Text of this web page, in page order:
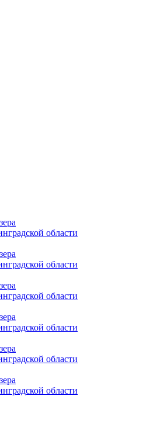
области
области
области
области
области
области